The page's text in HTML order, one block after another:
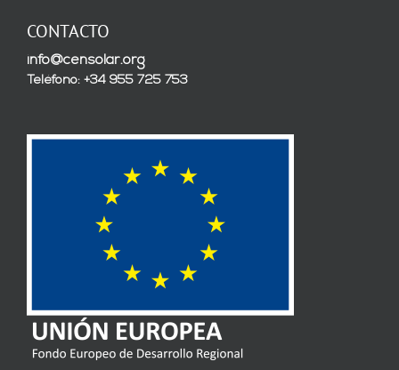
CONTACTO
info@censolar.org
Teléfono: +34 955 725 753